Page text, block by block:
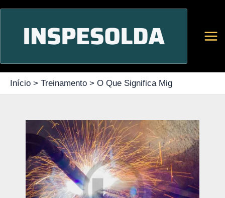
Ir
Início Treinamento O Que Significa Mig